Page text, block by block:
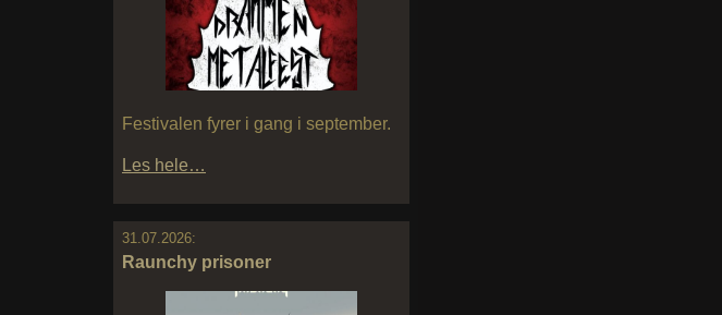
Festivalen fyrer i gang i september.
Les hele…
31.07.2026:
Raunchy prisoner